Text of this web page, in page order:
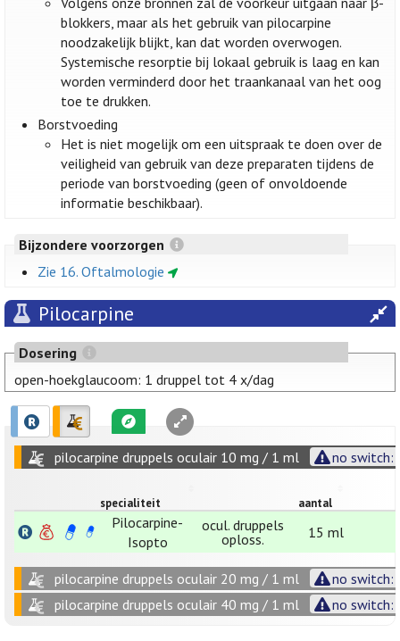
blokkers, maar als het gebruik van pilocarpine
noodzakelijk blijkt, kan dat worden overwogen.
Systemische resorptie bij lokaal gebruik is laag en kan
worden verminderd door het traankanaal van het oog
toe te drukken.
Borstvoeding
Het is niet mogelijk om een uitspraak te doen over de
veiligheid van gebruik van deze preparaten tijdens de
periode van borstvoeding (geen of onvoldoende
informatie beschikbaar).
Bijzondere voorzorgen
Zie 16. Oftalmologie
Pilocarpine
Dosering
open-hoekglaucoom: 1 druppel tot 4 x/dag
pilocarpine druppels oculair 10 mg / 1 ml no switch:
specialiteit aantal
Pilocarpine-
Isopto
ocul. druppels
oploss.
15 ml
pilocarpine druppels oculair 20 mg / 1 ml
no switch:
pilocarpine druppels oculair 40 mg / 1 ml
no switch: